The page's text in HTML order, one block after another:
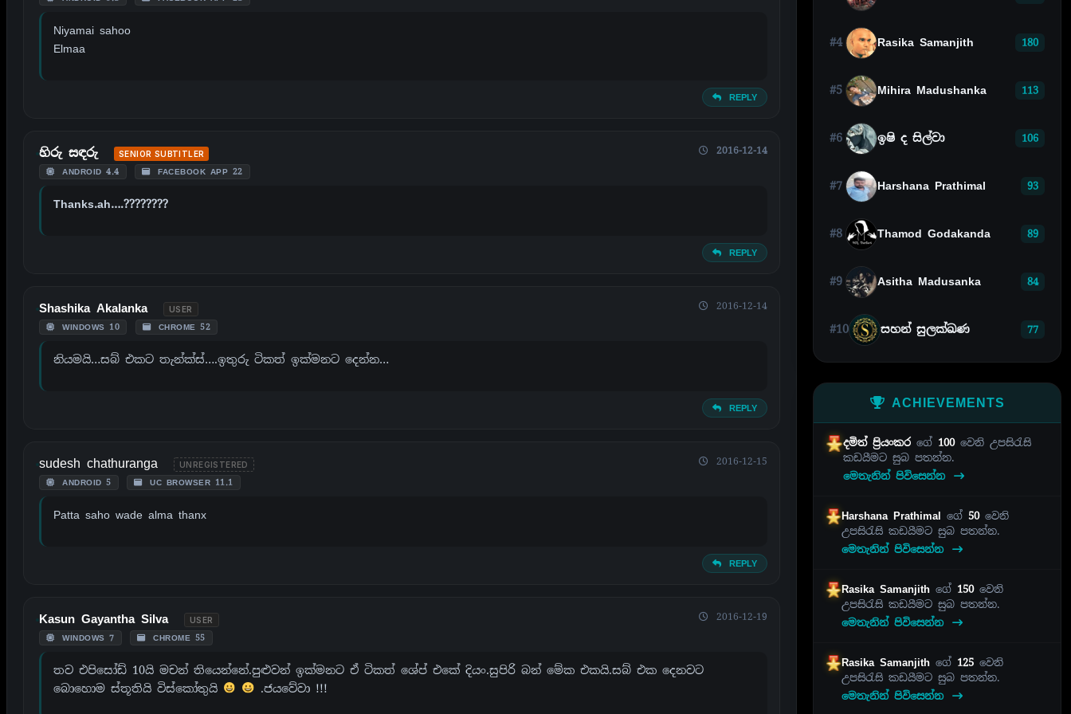
Niyamai sahoo
Elmaa
REPLY
හිරු සඳරු SENIOR SUBTITLER
ANDROID 4.4 FACEBOOK APP 22
2016-12-14
Thanks.ah….????????
REPLY
Shashika Akalanka USER
WINDOWS 10 CHROME 52
2016-12-14
නියමයි…සබ් එකට තැන්ක්ස්….ඉතුරු ටිකත් ඉක්මනට දෙන්න…
REPLY
sudesh chathuranga UNREGISTERED
ANDROID 5 UC BROWSER 11.1
2016-12-15
Patta saho wade alma thanx
REPLY
Kasun Gayantha Silva USER
WINDOWS 7 CHROME 55
2016-12-19
තව එපිසෝඩ් 10යි මචන් තියෙන්නේ.පුළුවන් ඉක්මනට ඒ ටිකත් ශේප් එකේ දියං.සුපිරි බන් මේක එකයි.සබ් එක දෙනවට
බොහොම ස්තූතියි විස්කෝතුයි
.ජයවේවා !!!
#4 Rasika Samanjith 180
#5 Mihira Madushanka 113
#6 ඉෂි ද සිල්වා 106
#7 Harshana Prathimal 93
#8 Thamod Godakanda 89
#9 Asitha Madusanka 84
#10 සහන් සුලක්ඛණ 77
ACHIEVEMENTS
දමිත් ප්‍රියංකර ගේ 100වෙනි උපසිරැසි
කඩයීමට සුබ පතන්න.
මෙතැනින් පිවිසෙන්න
Harshana Prathimal ගේ 50වෙනි
උපසිරැසි කඩයීමට සුබ පතන්න.
මෙතැනින් පිවිසෙන්න
Rasika Samanjithගේ 150වෙනි
උපසිරැසි කඩයීමට සුබ පතන්න.
මෙතැනින් පිවිසෙන්න
Rasika Samanjithගේ 125 වෙනි
උපසිරැසි කඩයීමට සුබ පතන්න.
මෙතැනින් පිවිසෙන්න